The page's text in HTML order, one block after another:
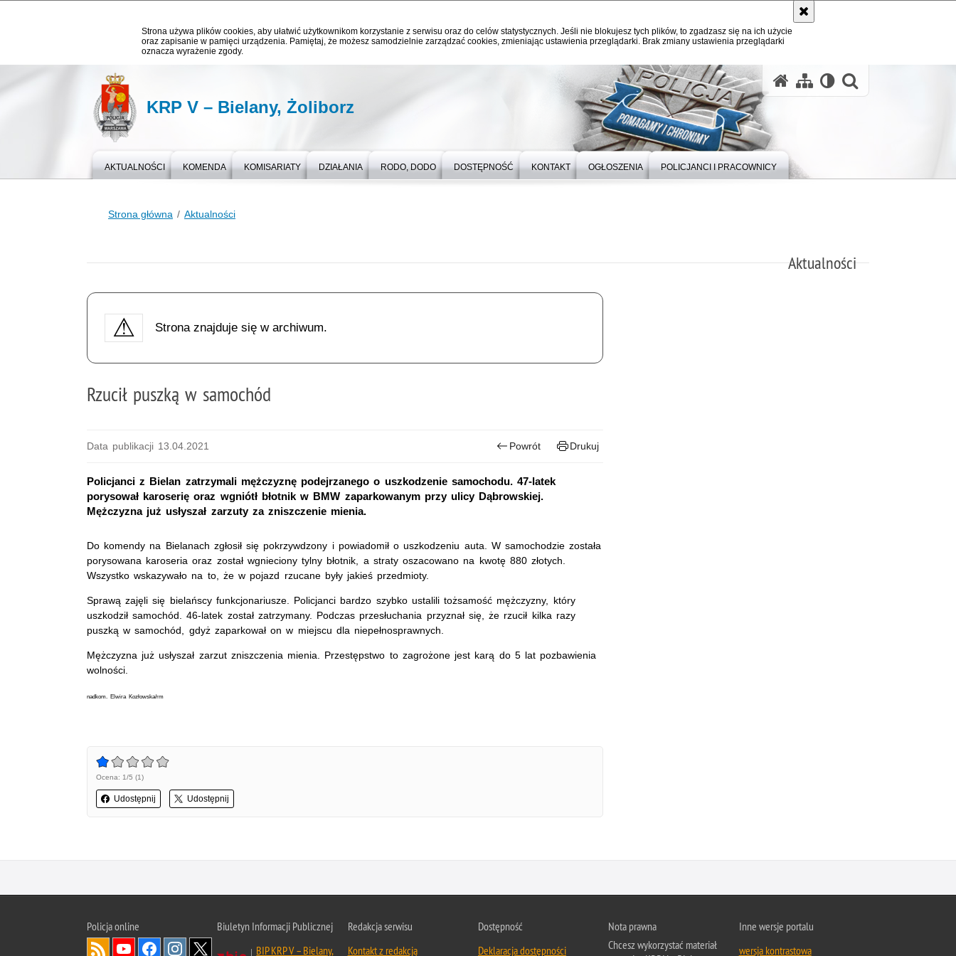
Strona używa plików cookies, aby ułatwić użytkownikom korzystanie z serwisu oraz do celów statystycznych. Jeśli nie blokujesz tych plików, to zgadzasz się na ich użycie
oraz zapisanie w pamięci urządzenia. Pamiętaj, że możesz samodzielnie zarządzać cookies, zmieniając ustawienia przeglądarki. Brak zmiany ustawienia przeglądarki
oznacza wyrażenie zgody.
KRP V – Bielany, Żoliborz
AKTUALNOŚCI KOMENDA KOMISARIATY DZIAŁANIA RODO, DODO DOSTĘPNOŚĆ KONTAKT OGŁOSZENIA POLICJANCI I PRACOWNICY
Strona główna Aktualności
Aktualności
Strona znajduje się w archiwum.
Rzucił puszką w samochód
Data publikacji 13.04.2021 Powrót Drukuj
Policjanci z Bielan zatrzymali mężczyznę podejrzanego o uszkodzenie samochodu. 47-latek
porysował karoserię oraz wgniótł błotnik w BMW zaparkowanym przy ulicy Dąbrowskiej.
Mężczyzna już usłyszał zarzuty za zniszczenie mienia.
Do komendy na Bielanach zgłosił się pokrzywdzony i powiadomił o uszkodzeniu auta. W samochodzie została
porysowana karoseria oraz został wgnieciony tylny błotnik, a straty oszacowano na kwotę 880 złotych.
Wszystko wskazywało na to, że w pojazd rzucane były jakieś przedmioty.
Sprawą zajęli się bielańscy funkcjonariusze. Policjanci bardzo szybko ustalili tożsamość mężczyzny, który
uszkodził samochód. 46-latek został zatrzymany. Podczas przesłuchania przyznał się, że rzucił kilka razy
puszką w samochód, gdyż zaparkował on w miejscu dla niepełnosprawnych.
Mężczyzna już usłyszał zarzut zniszczenia mienia. Przestępstwo to zagrożone jest karą do 5 lat pozbawienia
wolności.
nadkom. Elwira Kozłowska/rm
Ocena: 1/5 (1)
Udostępnij Udostępnij
Policja online
Biuletyn Informacji Publicznej
BIP KRP V – Bielany,
Redakcja serwisu
Kontakt z redakcją
Dostępność
Deklaracja dostępności
Nota prawna
Chcesz wykorzystać materiał
Inne wersje portalu
wersja kontrastowa